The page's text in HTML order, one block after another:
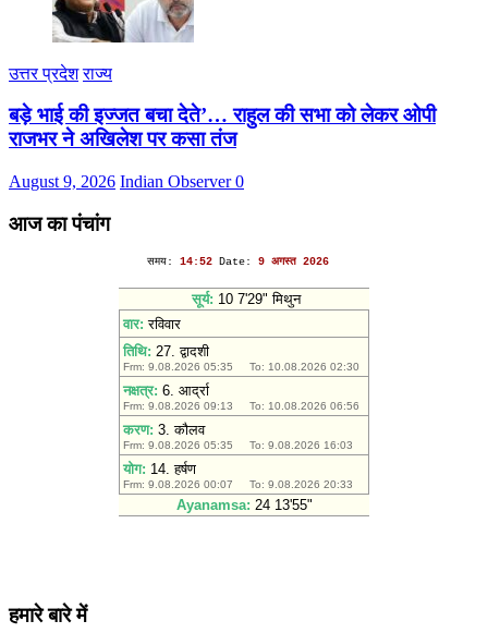
उत्तर प्रदेश राज्य
बड़े भाई की इज्जत बचा देते’… राहुल की सभा को लेकर ओपी
राजभर ने अखिलेश पर कसा तंज
August 9, 2026 Indian Observer0
आज का पंचांग
हमारे बारे में